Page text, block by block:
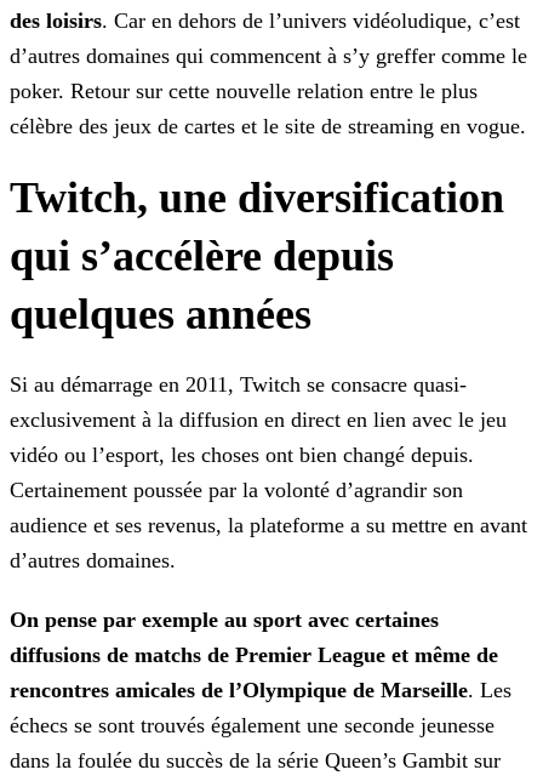
des loisirs. Car en dehors de l’univers vidéoludique, c’est
d’autres domaines qui commencent à s’y greffer comme le
poker. Retour sur cette nouvelle relation entre le plus
célèbre des jeux de cartes et le site de streaming en vogue.
Twitch, une diversification
qui s’accélère depuis
quelques années
Si au démarrage en 2011, Twitch se consacre quasi-
exclusivement à la diffusion en direct en lien avec le jeu
vidéo ou l’esport, les choses ont bien changé depuis.
Certainement poussée par la volonté d’agrandir son
audience et ses revenus, la plateforme a su mettre en avant
d’autres domaines.
On pense par exemple au sport avec certaines
diffusions de matchs de Premier League et même de
rencontres amicales de l’Olympique de Marseille. Les
échecs se sont trouvés également une seconde jeunesse
dans la foulée du succès de la série Queen’s Gambit sur